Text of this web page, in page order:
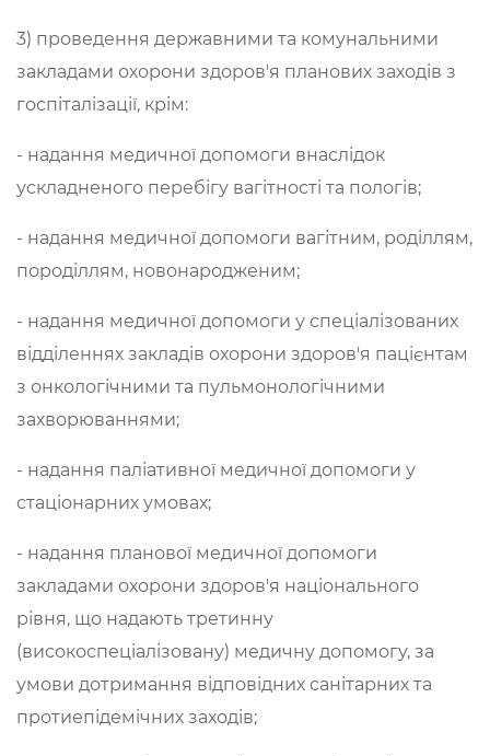
3) проведення державними та комунальними
закладами охорони здоров'я планових заходів з
госпіталізації, крім:
- надання медичної допомоги внаслідок
ускладненого перебігу вагітності та пологів;
- надання медичної допомоги вагітним, роділлям,
породіллям, новонародженим;
- надання медичної допомоги у спеціалізованих
відділеннях закладів охорони здоров'я пацієнтам
з онкологічними та пульмонологічними
захворюваннями;
- надання паліативної медичної допомоги у
стаціонарних умовах;
- надання планової медичної допомоги
закладами охорони здоров'я національного
рівня, що надають третинну
(високоспеціалізовану) медичну допомогу, за
умови дотримання відповідних санітарних та
протиепідемічних заходів;